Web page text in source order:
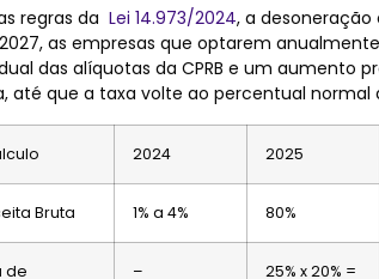
regras da Lei 14.973/2024, a
as empresas que optarem
das alíquotas da CPRB e um aumento
até que a taxa volte ao percentual normal
2024 2025
Bruta 1% a 4% 80%
de
–
25% x 20% =